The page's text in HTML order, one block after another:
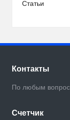
Статьи
Контакты
По любым
Счетчик